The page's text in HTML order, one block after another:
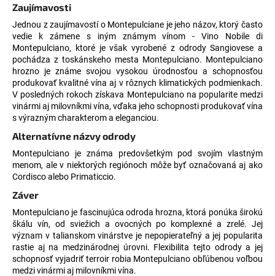
Zaujímavosti
Jednou z zaujímavostí o Montepulciane je jeho názov, ktorý často
vedie k zámene s iným známym vínom - Vino Nobile di
Montepulciano, ktoré je však vyrobené z odrody Sangiovese a
pochádza z toskánskeho mesta Montepulciano. Montepulciano
hrozno je známe svojou vysokou úrodnosťou a schopnosťou
produkovať kvalitné vína aj v rôznych klimatických podmienkach.
V posledných rokoch získava Montepulciano na popularite medzi
vinármi aj milovníkmi vína, vďaka jeho schopnosti produkovať vína
s výrazným charakterom a eleganciou.
Alternatívne názvy odrody
Montepulciano je známa predovšetkým pod svojím vlastným
menom, ale v niektorých regiónoch môže byť označovaná aj ako
Cordisco alebo Primaticcio.
Záver
Montepulciano je fascinujúca odroda hrozna, ktorá ponúka širokú
škálu vín, od sviežich a ovocných po komplexné a zrelé. Jej
význam v talianskom vinárstve je nepopierateľný a jej popularita
rastie aj na medzinárodnej úrovni. Flexibilita tejto odrody a jej
schopnosť vyjadriť terroir robia Montepulciano obľúbenou voľbou
medzi vinármi aj milovníkmi vína.
€12,25